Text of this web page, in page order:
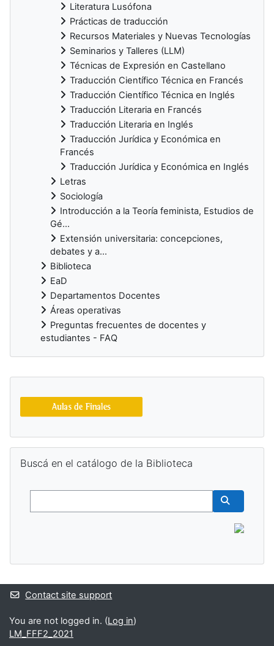
Literatura Lusófona
Prácticas de traducción
Recursos Materiales y Nuevas Tecnologías
Seminarios y Talleres (LLM)
Técnicas de Expresión en Castellano
Traducción Científico Técnica en Francés
Traducción Científico Técnica en Inglés
Traducción Literaria en Francés
Traducción Literaria en Inglés
Traducción Jurídica y Económica en
Francés
Traducción Jurídica y Económica en Inglés
Letras
Sociología
Introducción a la Teoría feminista, Estudios de
Gé...
Extensión universitaria: concepciones,
debates y a...
Biblioteca
EaD
Departamentos Docentes
Áreas operativas
Preguntas frecuentes de docentes y
estudiantes - FAQ
Supplementary blocks
Buscá en el catálogo de la Biblioteca
Buscar
Contact site support
You are not logged in. (Log in)
LM_FFF2_2021